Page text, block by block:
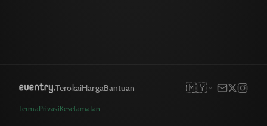
TerokaiHargaBantuan 🇲🇾
TermaPrivasiKeselamatan